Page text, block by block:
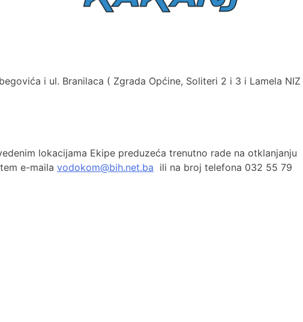
i ul. Branilaca ( Zgrada Općine, Soliteri 2 i 3 i Lamela NIZ
lokacijama Ekipe preduzeća trenutno rade na otklanjanju
e-maila vodokom@bih.net.ba ili na broj telefona 032 55 79